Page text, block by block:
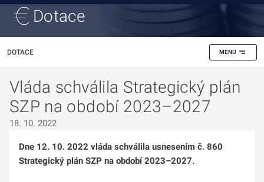
Dotace
DOTACE MENU
Vláda schválila Strategický plán
SZP na období 2023–2027
18. 10. 2022
Dne 12. 10. 2022 vláda schválila usnesením č. 860
Strategický plán SZP na období 2023–2027.